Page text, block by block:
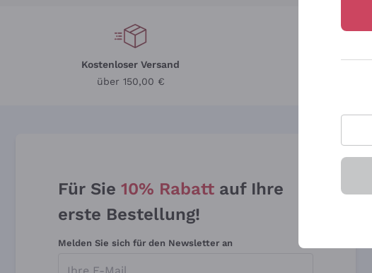
Kostenloser Versand
über 150,00 €
Für Sie 10% Rabatt auf Ihre
erste Bestellung!
Melden Sie sich für den Newsletter an